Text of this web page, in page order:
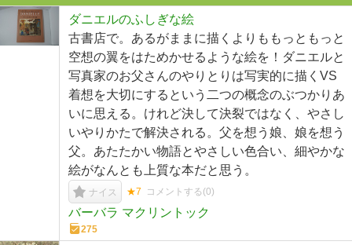
ダニエルのふしぎな絵
古書店で。あるがままに描くよりももっともっと
空想の翼をはためかせるような絵を！ダニエルと
写真家のお父さんのやりとりは写実的に描くVS
着想を大切にするという二つの概念のぶつかりあ
いに思える。けれど決して決裂ではなく、やさし
いやりかたで解決される。父を想う娘、娘を想う
父。あたたかい物語とやさしい色合い、細やかな
絵がなんとも上質な本だと思う。
ナイス ★7 コメントする(0)
バーバラ マクリントック
275